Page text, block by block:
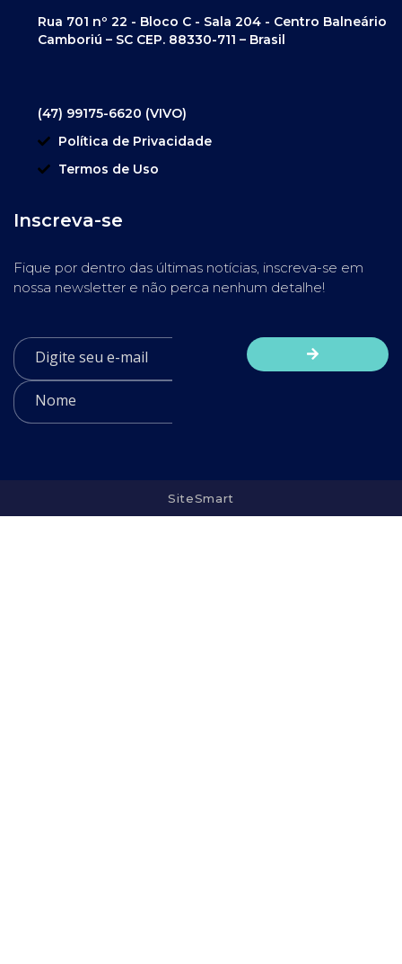
Rua 701 nº 22 - Bloco C - Sala 204 - Centro Balneário
Camboriú – SC CEP. 88330-711 – Brasil
(47) 99175-6620 (VIVO)
Política de Privacidade
Termos de Uso
Inscreva-se
Fique por dentro das últimas notícias, inscreva-se em
nossa newsletter e não perca nenhum detalhe!
SiteSmart